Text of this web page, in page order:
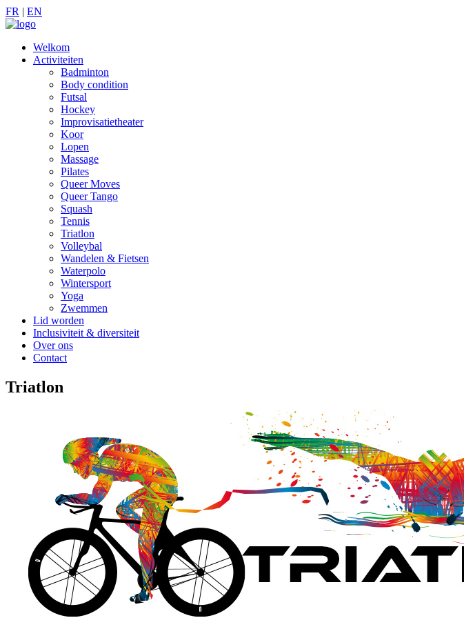
FR | EN
Welkom
Activiteiten
Badminton
Body condition
Futsal
Hockey
Improvisatietheater
Koor
Lopen
Massage
Pilates
Queer Moves
Queer Tango
Squash
Tennis
Triatlon
Volleybal
Wandelen & Fietsen
Waterpolo
Wintersport
Yoga
Zwemmen
Lid worden
Inclusiviteit & diversiteit
Over ons
Contact
Triatlon